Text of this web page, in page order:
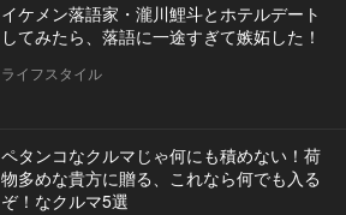
イケメン落語家・瀧川鯉斗とホテルデート
してみたら、落語に一途すぎて嫉妬した！
ライフスタイル
ペタンコなクルマじゃ何にも積めない！荷
物多めな貴方に贈る、これなら何でも入る
ぞ！なクルマ5選